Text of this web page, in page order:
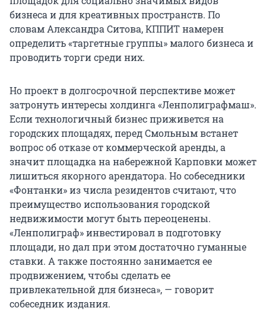
бизнеса и для креативных пространств. По
словам Александра Ситова, КППИТ намерен
определить «таргетные группы» малого бизнеса и
проводить торги среди них.
Но проект в долгосрочной перспективе может
затронуть интересы холдинга «Ленполиграфмаш».
Если технологичный бизнес приживется на
городских площадях, перед Смольным встанет
вопрос об отказе от коммерческой аренды, а
значит площадка на набережной Карповки может
лишиться якорного арендатора. Но собеседники
«Фонтанки» из числа резидентов считают, что
преимущество использования городской
недвижимости могут быть переоценены.
«Ленполиграф» инвестировал в подготовку
площади, но дал при этом достаточно гуманные
ставки. А также постоянно занимается ее
продвижением, чтобы сделать ее
привлекательной для бизнеса», — говорит
собеседник издания.